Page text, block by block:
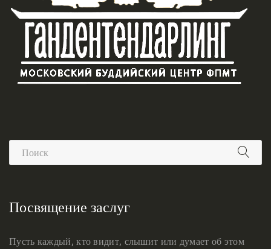
Посвящение заслуг
Пусть каждый, кто видит, слышит или думает об этом